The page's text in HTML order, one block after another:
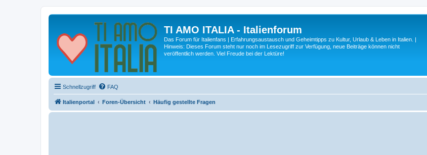
TI AMO ITALIA - Italienforum
Das Forum für Italienfans | Erfahrungsaustausch und Geheimtipps zu Kultur, Urlaub & Leben in Italien. |
Hinweis: Dieses Forum steht nur noch im Lesezugriff zur Verfügung, neue Beiträge können nicht
veröffentlich werden. Viel Freude bei der Lektüre!
Schnellzugriff FAQ
Italienportal Foren-Übersicht Häufig gestellte Fragen